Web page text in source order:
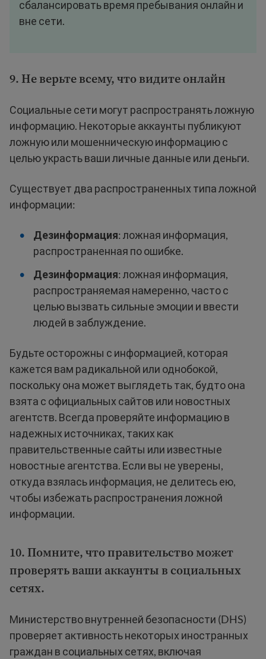
сбалансировать время пребывания онлайн и
вне сети.
9. Не верьте всему, что видите онлайн
Социальные сети могут распространять ложную
информацию. Некоторые аккаунты публикуют
ложную или мошенническую информацию с
целью украсть ваши личные данные или деньги.
Существует два распространенных типа ложной
информации:
Дезинформация: ложная информация,
распространенная по ошибке.
Дезинформация: ложная информация,
распространяемая намеренно, часто с
целью вызвать сильные эмоции и ввести
людей в заблуждение.
Будьте осторожны с информацией, которая
кажется вам радикальной или однобокой,
поскольку она может выглядеть так, будто она
взята с официальных сайтов или новостных
агентств. Всегда проверяйте информацию в
надежных источниках, таких как
правительственные сайты или известные
новостные агентства. Если вы не уверены,
откуда взялась информация, не делитесь ею,
чтобы избежать распространения ложной
информации.
10. Помните, что правительство может
проверять ваши аккаунты в социальных
сетях.
Министерство внутренней безопасности (DHS)
проверяет активность некоторых иностранных
граждан в социальных сетях, включая